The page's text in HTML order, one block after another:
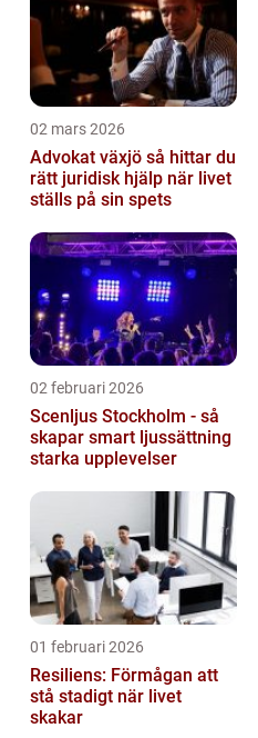
02 mars 2026
Advokat växjö så hittar du
rätt juridisk hjälp när livet
ställs på sin spets
02 februari 2026
Scenljus Stockholm - så
skapar smart ljussättning
starka upplevelser
01 februari 2026
Resiliens: Förmågan att
stå stadigt när livet
skakar